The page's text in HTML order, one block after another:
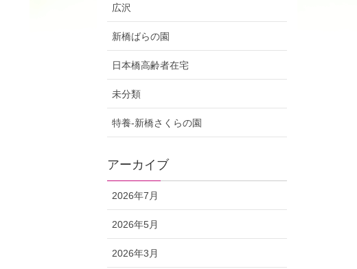
広沢
新橋ばらの園
日本橋高齢者在宅
未分類
特養-新橋さくらの園
アーカイブ
2026年7月
2026年5月
2026年3月